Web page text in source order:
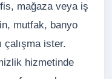
mağaza veya iş
mutfak, banyo
çalışma ister.
hizmetinde